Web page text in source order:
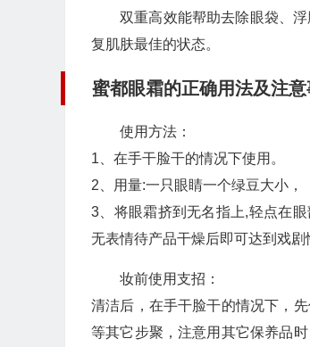
双重高效能帮助去除眼袋、
复肌肤最佳的状态。
蜜都眼霜的正确用法及注
使用方法：
1、在手干脸干的情况下使用。
2、用量:一只眼睛一个绿豆大小，
3、将眼霜挤到无名指上,轻点在
无表情待产品干燥后即可达到戏剧
妆前使用支招：
清洁后，在手干脸干的情况下，
等其它步聚，注意用其它保养品